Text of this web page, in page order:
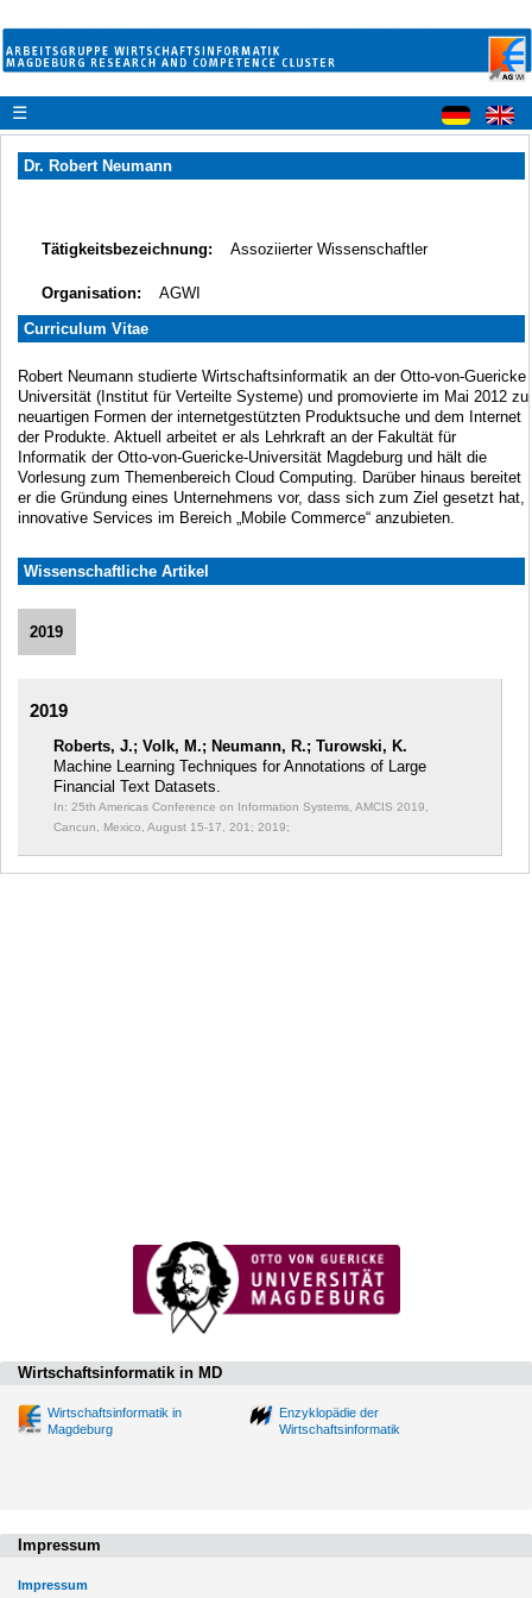
☰
Dr. Robert Neumann
Tätigkeitsbezeichnung: Assoziierter Wissenschaftler
Organisation:
AGWI
Curriculum Vitae
Robert Neumann studierte Wirtschaftsinformatik an der Otto-von-Guericke
Universität (Institut für Verteilte Systeme) und promovierte im Mai 2012 zu
neuartigen Formen der internetgestützten Produktsuche und dem Internet
der Produkte. Aktuell arbeitet er als Lehrkraft an der Fakultät für
Informatik der Otto-von-Guericke-Universität Magdeburg und hält die
Vorlesung zum Themenbereich Cloud Computing. Darüber hinaus bereitet
er die Gründung eines Unternehmens vor, dass sich zum Ziel gesetzt hat,
innovative Services im Bereich „Mobile Commerce“ anzubieten.
Wissenschaftliche Artikel
2019
2019
Roberts, J.; Volk, M.; Neumann, R.; Turowski, K.
Machine Learning Techniques for Annotations of Large
Financial Text Datasets.
In: 25th Americas Conference on Information Systems, AMCIS 2019,
Cancun, Mexico, August 15-17, 201; 2019;
Wirtschaftsinformatik in MD
Wirtschaftsinformatik in
Magdeburg
Enzyklopädie der
Wirtschaftsinformatik
Impressum
Impressum